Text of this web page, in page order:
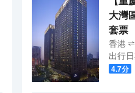
大灣
套票
香港
出行
4.7分